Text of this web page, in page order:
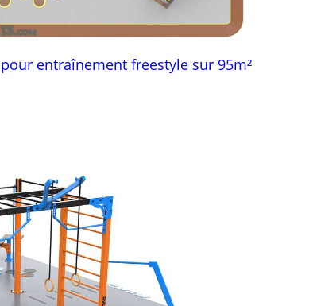
entraînement freestyle sur 95m²
complet pour entraînement